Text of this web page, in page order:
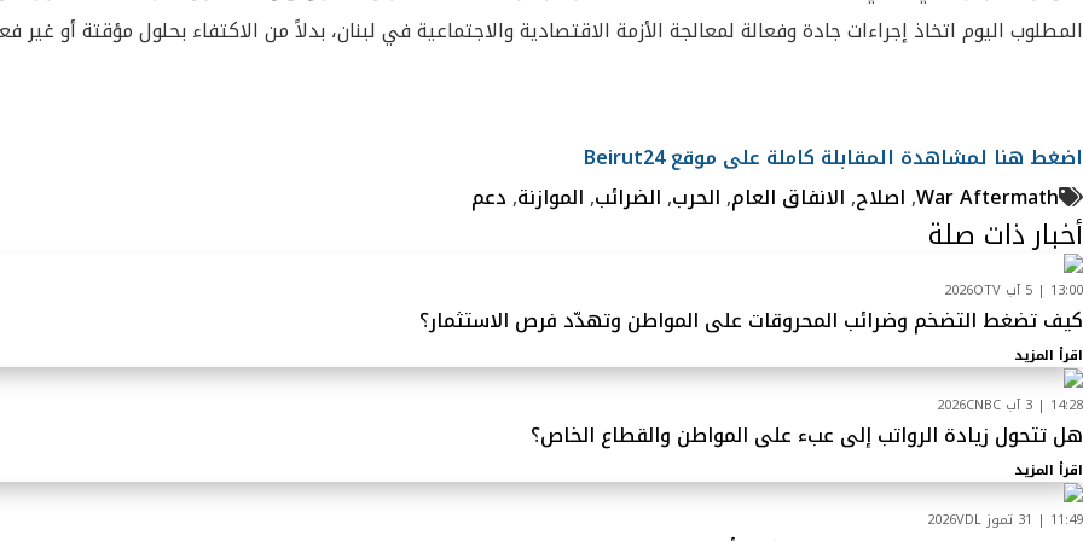
المطلوب اليوم اتخاذ إجراءات جادة وفعالة لمعالجة الأزمة الاقتصادية والاجتماعية في لبنان، بدلاً من الاكتفاء بحلول مؤقتة أو غير
اضغط هنا لمشاهدة المقابلة كاملة على موقع Beirut24
War Aftermath
,اصلاح,الانفاق العام,الحرب,الضرائب,الموازنة,دعم
أخبار ذات صلة
13:00 | 5 آب 2026 OTV
كيف تضغط التضخم وضرائب المحروقات على المواطن وتهدّد فرص الاستثمار؟
اقرأ المزيد
14:28 | 3 آب 2026
CNBC
هل تتحول زيادة الرواتب إلى عبء على المواطن والقطاع الخاص؟
اقرأ المزيد
11:49 | 31 تموز 2026
VDL